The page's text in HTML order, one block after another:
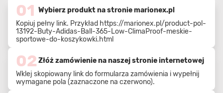
01 Wybierz produkt na stronie marionex.pl
Kopiuj pełny link. Przykład https://marionex.pl/product-pol-
13192-Buty-Adidas-Ball-365-Low-ClimaProof-meskie-
sportowe-do-koszykowki.html
02 Złóż zamówienie na naszej stronie internetowej
Wklej skopiowany link do formularza zamówienia i wypełnij
wymagane pola (zaznaczone na czerwono).